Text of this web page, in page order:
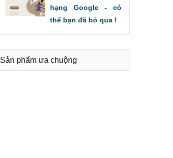
hạng Google - có
thể bạn đã bỏ qua !
Sản phẩm ưa chuộng